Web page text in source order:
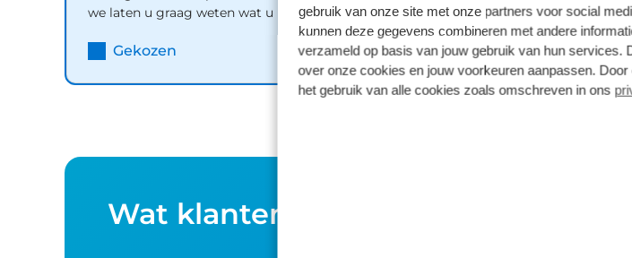
gebruik van onze site met onze partners voor social
kunnen deze gegevens combineren met andere
verzameld op basis van jouw gebruik van hun services.
over onze cookies en jouw voorkeuren aanpassen. Door
het gebruik van alle cookies zoals omschreven in ons
desnoods ook kunnen remmen of bijsturen. Lane assist waarschuwt als u
rijbaan wisselt. Wordt dit uw nieuwe auto? We verwelkomen u graag om u
zien, en dan leggen we u ook uit welke financieringsvormen we erbij kunnen
we laten u graag weten wat u kunt verwachten.
Gekozen Inhoud
Wat klanten over ons zeggen